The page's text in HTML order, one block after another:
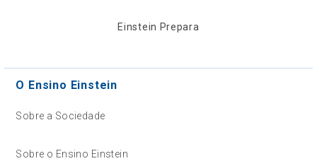
Einstein Prepara
O Ensino Einstein
Sobre a Sociedade
Sobre o Ensino Einstein